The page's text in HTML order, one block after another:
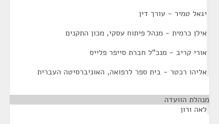
יגאל טמיר - עורך דין
אילן כרמית - מנהל פיתוח עסקי, מכון התקנים
אורי קריב - מנכ"ל חברת סייפר פלייס
אליהו רכטר - בית ספר לרפואה, האוניברסיטה העברית
מנהלת הוועדה
לאה ורון